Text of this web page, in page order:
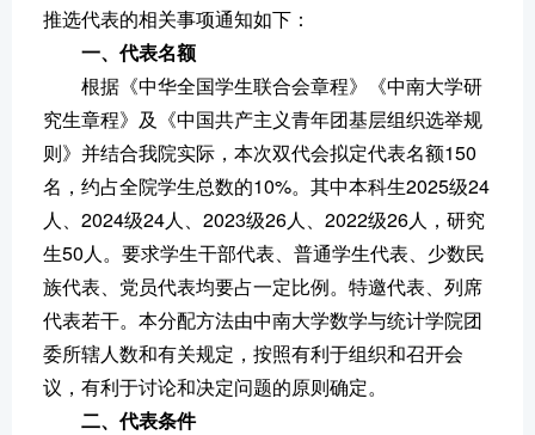
推选代表的相关事项通知如下：
一、代表名额
根据《中华全国学生联合会章程》《中南大学研
究生章程》及《中国共产主义青年团基层组织选举规
则》并结合我院实际，本次双代会拟定代表名额150
名，约占全院学生总数的10%。其中本科生2025级24
人、2024级24人、2023级26人、2022级26人，研究
生50人。要求学生干部代表、普通学生代表、少数民
族代表、党员代表均要占一定比例。特邀代表、列席
代表若干。本分配方法由中南大学数学与统计学院团
委所辖人数和有关规定，按照有利于组织和召开会
议，有利于讨论和决定问题的原则确定。
二、代表条件